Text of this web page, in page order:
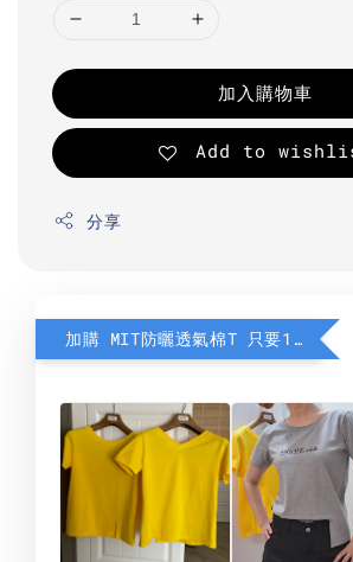
加入購物車
Add to
分享
加購 MIT防曬透氣棉T 只要190元